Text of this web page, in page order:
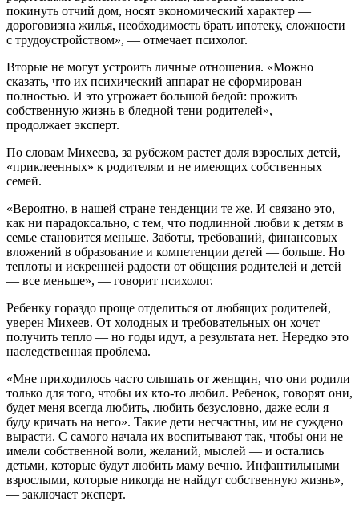
покинуть отчий дом, носят экономический характер —
дороговизна жилья, необходимость брать ипотеку, сложности
с трудоустройством», — отмечает психолог.
Вторые не могут устроить личные отношения. «Можно
сказать, что их психический аппарат не сформирован
полностью. И это угрожает большой бедой: прожить
собственную жизнь в бледной тени родителей», —
продолжает эксперт.
По словам Михеева, за рубежом растет доля взрослых детей,
«приклеенных» к родителям и не имеющих собственных
семей.
«Вероятно, в нашей стране тенденции те же. И связано это,
как ни парадоксально, с тем, что подлинной любви к детям в
семье становится меньше. Заботы, требований, финансовых
вложений в образование и компетенции детей — больше. Но
теплоты и искренней радости от общения родителей и детей
— все меньше», — говорит психолог.
Ребенку гораздо проще отделиться от любящих родителей,
уверен Михеев. От холодных и требовательных он хочет
получить тепло — но годы идут, а результата нет. Нередко это
наследственная проблема.
«Мне приходилось часто слышать от женщин, что они родили
только для того, чтобы их кто-то любил. Ребенок, говорят они,
будет меня всегда любить, любить безусловно, даже если я
буду кричать на него». Такие дети несчастны, им не суждено
вырасти. С самого начала их воспитывают так, чтобы они не
имели собственной воли, желаний, мыслей — и остались
детьми, которые будут любить маму вечно. Инфантильными
взрослыми, которые никогда не найдут собственную жизнь»,
— заключает эксперт.